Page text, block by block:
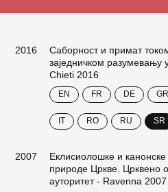
2016
Саборност и примат
заједничком разумевању
Chieti 2016
EN FR DE GR
IT RO RU SR
2007
Еклисиолошке и канонске
природе Цркве. Црквено
ауторитет - Ravenna 2007